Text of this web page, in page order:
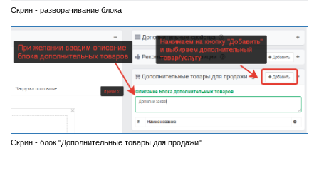
Скрин - разворачивание блока
Скрин - блок "Дополнительные товары для продажи"